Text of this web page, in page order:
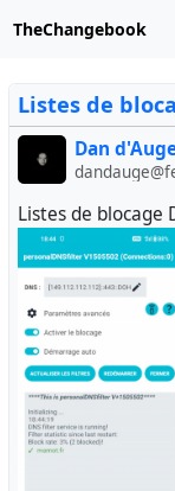
TheChangebook
Listes de
Dan
Listes de blocage